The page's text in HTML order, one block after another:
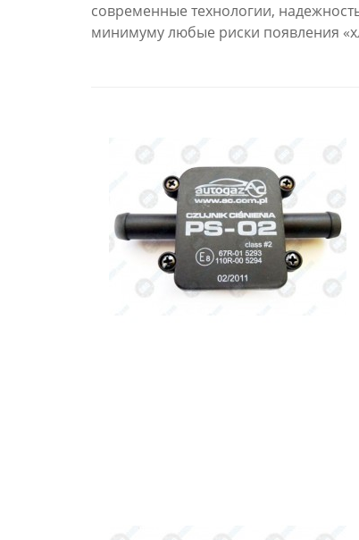
современные технологии,
минимуму любые риски появления